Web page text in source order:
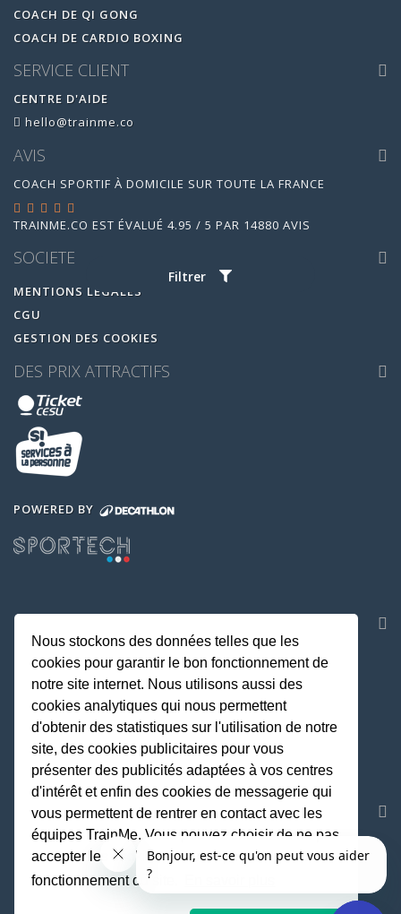
Filtrer
COACH DE QI GONG
COACH DE CARDIO BOXING
SERVICE CLIENT
CENTRE D'AIDE
hello@trainme.co
AVIS
COACH SPORTIF À DOMICILE SUR TOUTE LA FRANCE
TRAINME.CO EST ÉVALUÉ 4.95 / 5 PAR 14880 AVIS
SOCIETE
MENTIONS LEGALES
CGU
GESTION DES COOKIES
DES PRIX ATTRACTIFS
POWERED BY
REJOIGNEZ LA COMMUNAUTE
Fait avec
Nous stockons des données telles que les
cookies pour garantir le bon fonctionnement de
notre site internet. Nous utilisons aussi des
cookies analytiques qui nous permettent
d'obtenir des statistiques sur l'utilisation de notre
site, des cookies publicitaires pour vous
présenter des publicités adaptées à vos centres
d'intérêt et enfin des cookies de messagerie qui
vous permettent de rentrer en contact avec les
équipes TrainMe. Vous pouvez choisir de ne pas
accepter les cookies non indispensables au
fonctionnement du site.